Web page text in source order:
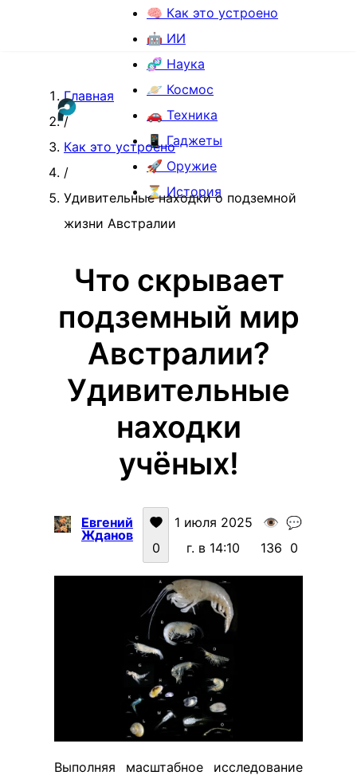
🧠 Как это устроено
🤖 ИИ
🧬 Наука
🪐 Космос
🚗 Техника
📱 Гаджеты
🚀 Оружие
⏳ История
Главная
/
Как это устроено
/
Удивительные находки о подземной
жизни Австралии
Что скрывает
подземный мир
Австралии?
Удивительные
находки
учёных!
Евгений
Жданов
0
1 июля 2025
г. в 14:10
👁️
136
💬
0
Выполняя масштабное исследование